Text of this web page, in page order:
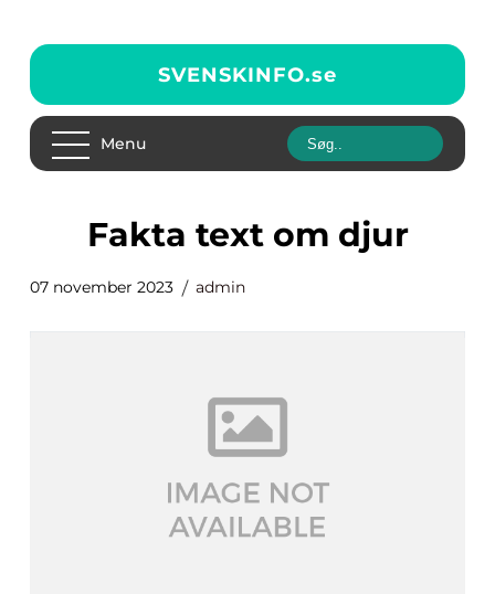
SVENSKINFO.se
Menu
fakta text om djur
07 november 2023 admin